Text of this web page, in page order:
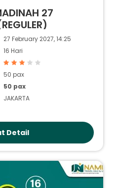
27
2027 (REGULER)
27 February 2027, 14:25
16 Hari
50 pax
50 pax
JAKARTA
Detail